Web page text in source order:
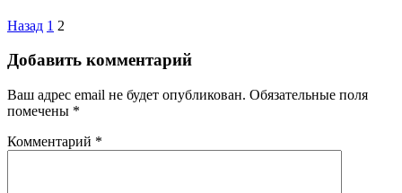
Назад 1 2
Добавить комментарий
Ваш адрес email не будет опубликован. Обязательные поля
помечены *
Комментарий *